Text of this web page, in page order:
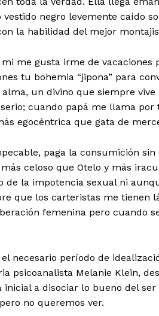
negro levemente caído
la habilidad del mejor
me gusta irme de vacaciones
tu bohemia “jipona” para
un divino que siempre vive
cuando papá me llama
egocéntrica que gata de
paga la consumición
celoso que Otelo y más
de la impotencia sexual ni
que los carteristas me tienen
femenina pero cuando
necesario período de
psicoanalista Melanie Klein,
a disociar lo bueno del
no queremos ver.